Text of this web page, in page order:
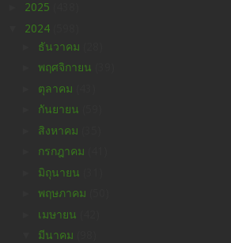
2025
2024
ธันวาคม
พฤศจิกายน
ตุลาคม
กันยายน
สิงหาคม
กรกฎาคม
มิถุนายน
พฤษภาคม
เมษายน
มีนาคม